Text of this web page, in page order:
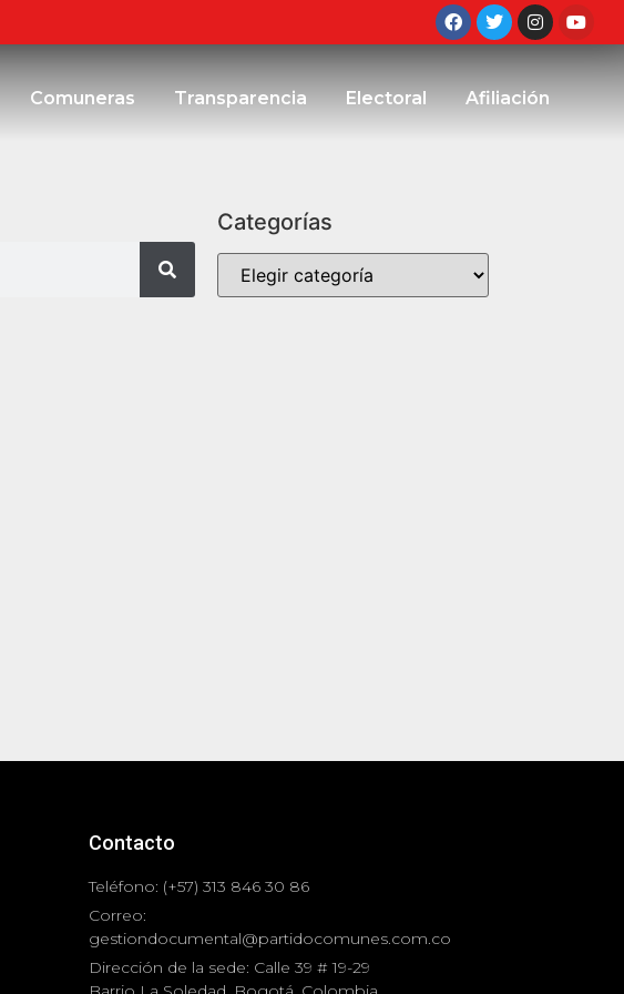
Comuneras Transparencia Electoral Afiliación
Categorías
Contacto
Teléfono: (+57) 313 846 30 86
Correo:
gestiondocumental@partidocomunes.com.co
Dirección de la sede: Calle 39 # 19-29